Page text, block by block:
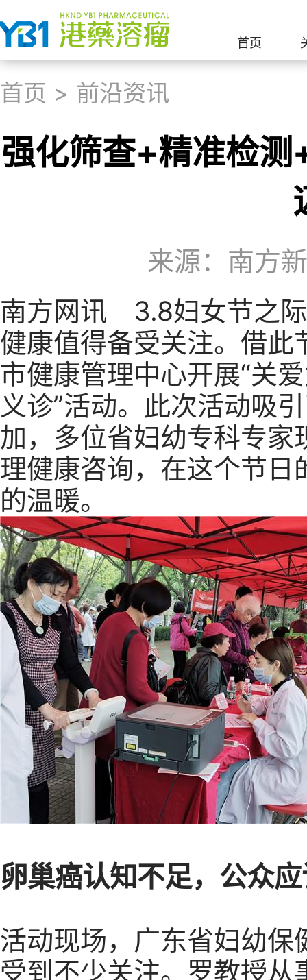
首页
首页 > 前沿资讯
强化筛查+精准检
来源：南方
南方网讯 3.8妇女节之
健康值得备受关注。借
市健康管理中心开展“关
义诊”活动。此次活动吸
加，多位省妇幼专科专
理健康咨询，在这个节
的温暖。
卵巢癌认知不足，公众
活动现场，广东省妇幼
受到不少关注。罗教授